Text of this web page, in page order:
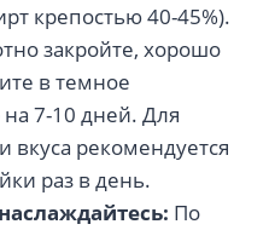
крепостью 40-45%).
закройте, хорошо
в темное
7-10 дней. Для
вкуса рекомендуется
раз в день.
По